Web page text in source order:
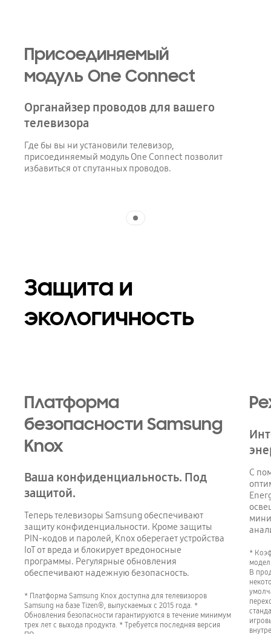
Присоединяемый
модуль One Connect
Органайзер проводов для вашего
телевизора
Где бы вы ни установили телевизор,
присоединяемый модуль One Connect позволит
избавиться от спутанных проводов.
Защита и
экологичность
Платформа
безопасности Samsung
Knox
Ваша конфиденциальность. Под
защитой.
Теперь телевизоры Samsung обеспечивают
защиту конфиденциальности. Кроме защиты
PIN-кодов и паролей, Knox оберегает устройства
IoT от вреда и блокирует вредоносные
программы. Регулярные обновления
обеспечивают надежную безопасность.
* Платформа Samsung Knox доступна для телевизоров
Samsung на базе Tizen®, выпускаемых с 2015 года. *
Обновления безопасности гарантируются в течение минимум
трех лет с выхода продукта. * Требуется последняя версия
С
*
В